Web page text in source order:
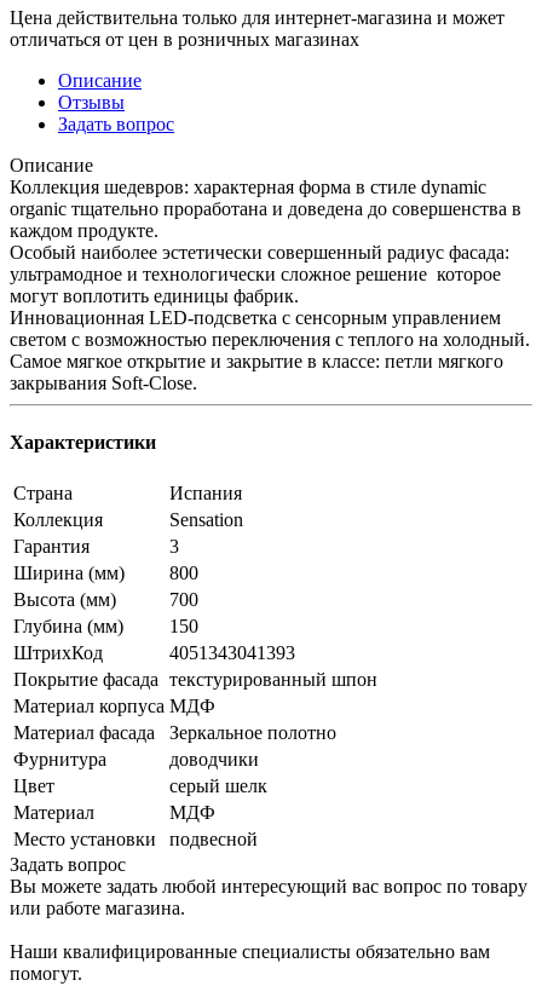
Цена действительна только для интернет-магазина и может
отличаться от цен в розничных магазинах
Описание
Отзывы
Задать вопрос
Описание
Коллекция шедевров: характерная форма в стиле dynamic
organic тщательно проработана и доведена до совершенства в
каждом продукте.
Особый наиболее эстетически совершенный радиус фасада:
ультрамодное и технологически сложное решение которое
могут воплотить единицы фабрик.
Инновационная LED-подсветка с сенсорным управлением
светом с возможностью переключения с теплого на холодный.
Самое мягкое открытие и закрытие в классе: петли мягкого
закрывания Soft-Close.
Характеристики
Страна
Испания
Коллекция
Sensation
Гарантия
3
Ширина (мм)
800
Высота (мм)
700
Глубина (мм)
150
ШтрихКод
4051343041393
Покрытие фасада текстурированный шпон
Материал корпуса МДФ
Материал фасада
Зеркальное полотно
Фурнитура
доводчики
Цвет
серый шелк
Материал
МДФ
Место установки
подвесной
Задать вопрос
Вы можете задать любой интересующий вас вопрос по товару
или работе магазина.
Наши квалифицированные специалисты обязательно вам
помогут.